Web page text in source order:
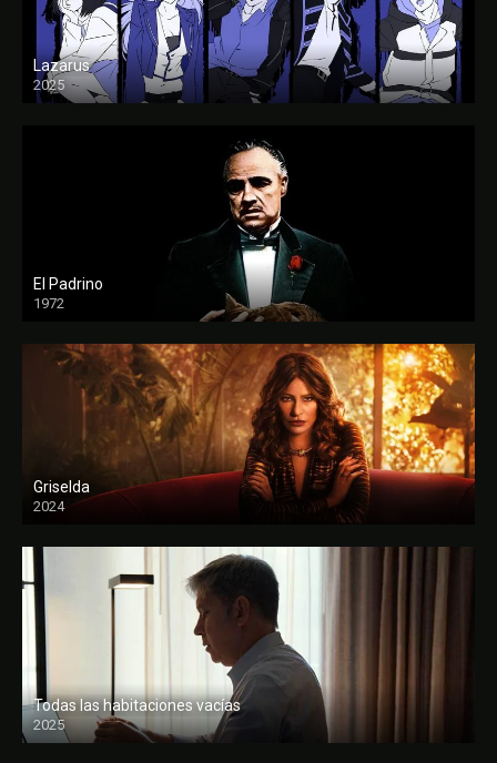
Lazarus
2025
El Padrino
1972
FULL HD
Griselda
2024
Todas las habitaciones vacías
2025
FULL HD